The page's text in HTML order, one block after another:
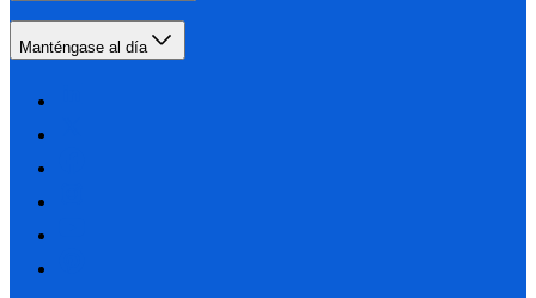
Manténgase al día